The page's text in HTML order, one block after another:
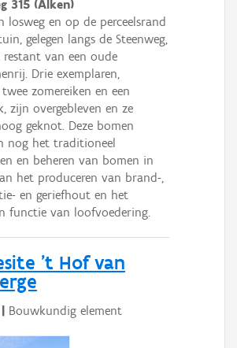
315 (Alken)
losweg en op de perceelsrand
gelegen langs de Steenweg,
van een oude
Drie exemplaren,
zomereiken en een
zijn overgebleven en ze
geknot. Deze bomen
nog het traditioneel
en beheren van bomen in
het produceren van brand-,
en geriefhout en het
functie van loofvoedering.
't Hof van
| Bouwkundig element